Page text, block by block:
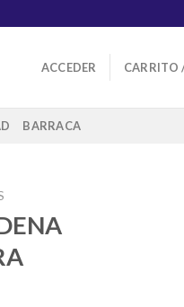
ACCEDER CARRITO
BARRACA